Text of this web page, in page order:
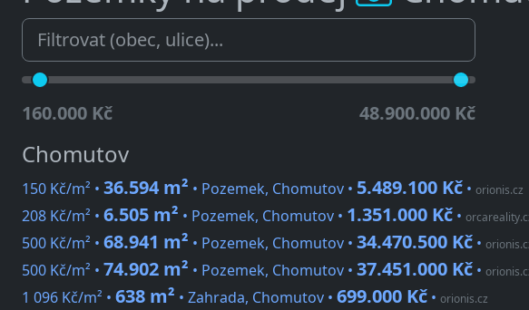
160.000 Kč 48.900.000 Kč
Chomutov
150 Kč/m² • 36.594 m² • Pozemek, Chomutov • 5.489.100 Kč • orionis.cz
208 Kč/m² • 6.505 m² • Pozemek, Chomutov • 1.351.000 Kč •
500 Kč/m² • 68.941 m² • Pozemek, Chomutov • 34.470.500 Kč •
500 Kč/m² • 74.902 m² • Pozemek, Chomutov • 37.451.000 Kč •
1 096 Kč/m² • 638 m² • Zahrada, Chomutov • 699.000 Kč • orionis.cz